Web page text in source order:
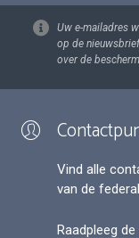
Uw e-mailadres
op de
over de
Vind alle
van de
Raadpleeg